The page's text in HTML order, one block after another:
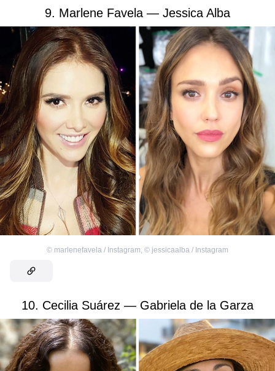
9. Marlene Favela — Jessica Alba
© marlenefavela / Instagram © jessicaalba / Instagram
10. Cecilia Suárez — Gabriela de la Garza